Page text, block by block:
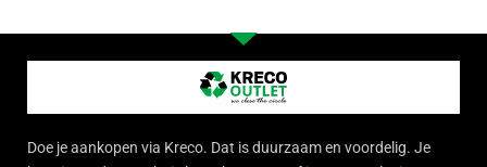
Doe je aankopen via Kreco. Dat is duurzaam en voordelig. Je